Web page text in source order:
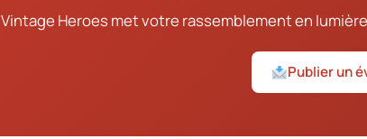
Vintage Heroes met votre rassemblement en
Publier un